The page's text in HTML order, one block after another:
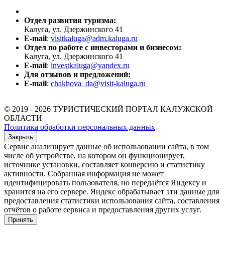
Отдел развития туризма:
Калуга, ул. Дзержинского 41
E-mail: visitkaluga@adm.kaluga.ru
Отдел по работе с инвесторами и бизнесом:
Калуга, ул. Дзержинского 41
E-mail: investkaluga@yandex.ru
Для отзывов и предложений:
E-mail: chakhova_da@visit-kaluga.ru
© 2019 - 2026 ТУРИСТИЧЕСКИЙ ПОРТАЛ КАЛУЖСКОЙ
ОБЛАСТИ
Политика обработки персональных данных
Закрыть
Сервис анализирует данные об использовании сайта, в том
числе об устройстве, на котором он функционирует,
источнике установки, составляет конверсию и статистику
активности. Собранная информация не может
идентифицировать пользователя, но передаётся Яндексу и
хранится на его сервере. Яндекс обрабатывает эти данные для
предоставления статистики использования сайта, составления
отчётов о работе сервиса и предоставления других услуг.
Принять